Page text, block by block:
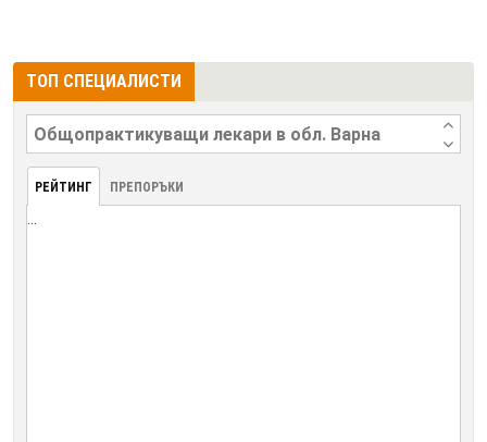
ТОП СПЕЦИАЛИСТИ
РЕЙТИНГ ПРЕПОРЪКИ
...